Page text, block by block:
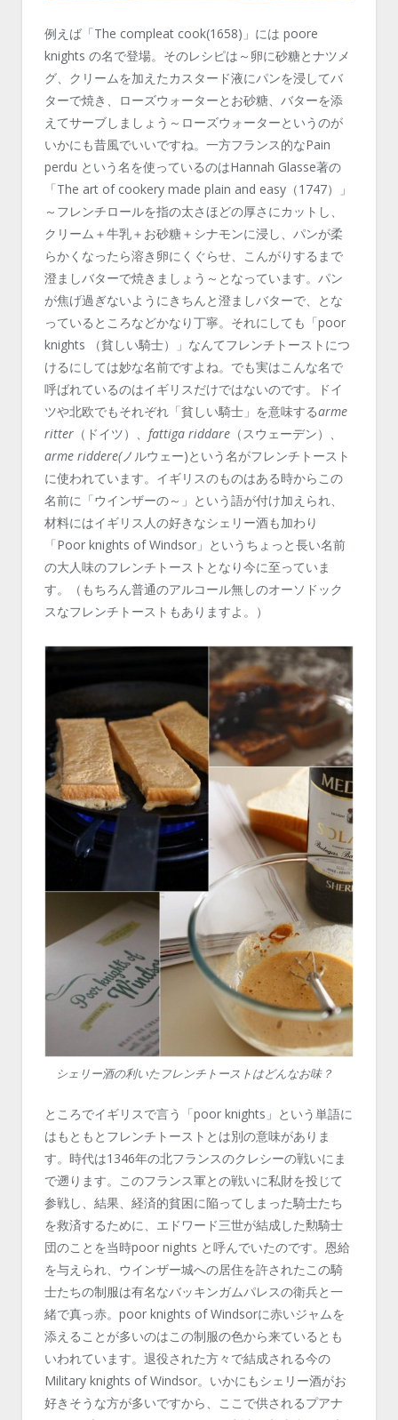
例えば「The compleat cook(1658)」には poore
knights の名で登場。そのレシピは～卵に砂糖とナツメ
グ、クリームを加えたカスタード液にパンを浸してバ
ターで焼き、ローズウォーターとお砂糖、バターを添
えてサーブしましょう～ローズウォーターというのが
いかにも昔風でいいですね。一方フランス的なPain
perdu という名を使っているのはHannah Glasse著の
「The art of cookery made plain and easy（1747）」
～フレンチロールを指の太さほどの厚さにカットし、
クリーム＋牛乳＋お砂糖＋シナモンに浸し、パンが柔
らかくなったら溶き卵にくぐらせ、こんがりするまで
澄ましバターで焼きましょう～となっています。パン
が焦げ過ぎないようにきちんと澄ましバターで、とな
っているところなどかなり丁寧。それにしても「poor
knights （貧しい騎士）」なんてフレンチトーストにつ
けるにしては妙な名前ですよね。でも実はこんな名で
呼ばれているのはイギリスだけではないのです。ドイ
ツや北欧でもそれぞれ「貧しい騎士」を意味するarme
ritter （ドイツ）、 fattiga riddare （スウェーデン）、
arme riddere(ノルウェー)という名がフレンチトースト
に使われています。イギリスのものはある時からこの
名前に「ウインザーの～」という語が付け加えられ、
材料にはイギリス人の好きなシェリー酒も加わり
「Poor knights of Windsor」というちょっと長い名前
の大人味のフレンチトーストとなり今に至っていま
す。（もちろん普通のアルコール無しのオーソドック
スなフレンチトーストもありますよ。）
シェリー酒の利いたフレンチトーストはどんなお味？
ところでイギリスで言う「poor knights」という単語に
はもともとフレンチトーストとは別の意味がありま
す。時代は1346年の北フランスのクレシーの戦いにま
で遡ります。このフランス軍との戦いに私財を投じて
参戦し、結果、経済的貧困に陥ってしまった騎士たち
を救済するために、エドワード三世が結成した勲騎士
団のことを当時poor nights と呼んでいたのです。恩給
を与えられ、ウインザー城への居住を許されたこの騎
士たちの制服は有名なバッキンガムパレスの衛兵と一
緒で真っ赤。poor knights of Windsorに赤いジャムを
添えることが多いのはこの制服の色から来ているとも
いわれています。退役された方々で結成される今の
Military knights of Windsor。いかにもシェリー酒がお
好きそうな方が多いですから、ここで供されるプアナ